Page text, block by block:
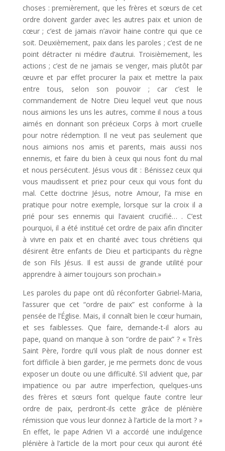
choses : premièrement, que les frères et sœurs de cet
ordre doivent garder avec les autres paix et union de
cœur ; c’est de jamais n’avoir haine contre qui que ce
soit. Deuxièmement, paix dans les paroles ; c’est de ne
point détracter ni médire d’autrui. Troisièmement, les
actions ; c’est de ne jamais se venger, mais plutôt par
œuvre et par effet procurer la paix et mettre la paix
entre tous, selon son pouvoir ; car c’est le
commandement de Notre Dieu lequel veut que nous
nous aimions les uns les autres, comme il nous a tous
aimés en donnant son précieux Corps à mort cruelle
pour notre rédemption. Il ne veut pas seulement que
nous aimions nos amis et parents, mais aussi nos
ennemis, et faire du bien à ceux qui nous font du mal
et nous persécutent. Jésus vous dit : Bénissez ceux qui
vous maudissent et priez pour ceux qui vous font du
mal. Cette doctrine Jésus, notre Amour, l’a mise en
pratique pour notre exemple, lorsque sur la croix il a
prié pour ses ennemis qui l’avaient crucifié… . C’est
pourquoi, il a été institué cet ordre de paix afin d’inciter
à vivre en paix et en charité avec tous chrétiens qui
désirent être enfants de Dieu et participants du règne
de son Fils Jésus. Il est aussi de grande utilité pour
apprendre à aimer toujours son prochain.»
Les paroles du pape ont dû réconforter Gabriel-Maria,
l’assurer que cet “ordre de paix” est conforme à la
pensée de l’Église. Mais, il connaît bien le cœur humain,
et ses faiblesses. Que faire, demande-t-il alors au
pape, quand on manque à son “ordre de paix” ? « Très
Saint Père, l’ordre qu’il vous plaît de nous donner est
fort difficile à bien garder, je me permets donc de vous
exposer un doute ou une difficulté. S’il advient que, par
impatience ou par autre imperfection, quelques-uns
des frères et sœurs font quelque faute contre leur
ordre de paix, perdront-ils cette grâce de plénière
rémission que vous leur donnez à l’article de la mort ? »
En effet, le pape Adrien VI a accordé une indulgence
plénière à l’article de la mort pour ceux qui auront été